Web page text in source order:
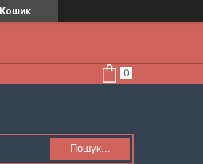
Кошик
Пошук...